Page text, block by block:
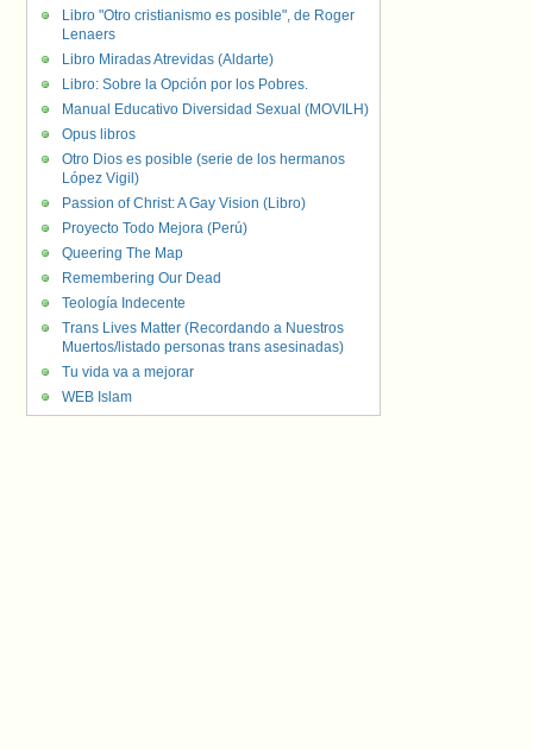
Libro "Otro cristianismo es posible", de Roger
Lenaers
Libro Miradas Atrevidas (Aldarte)
Libro: Sobre la Opción por los Pobres.
Manual Educativo Diversidad Sexual (MOVILH)
Opus libros
Otro Dios es posible (serie de los hermanos
López Vigil)
Passion of Christ: A Gay Vision (Libro)
Proyecto Todo Mejora (Perú)
Queering The Map
Remembering Our Dead
Teología Indecente
Trans Lives Matter (Recordando a Nuestros
Muertos/listado personas trans asesinadas)
Tu vida va a mejorar
WEB Islam